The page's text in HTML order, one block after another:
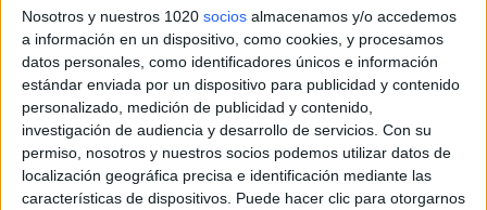
Nosotros y nuestros 1020 socios almacenamos y/o accedemos
a información en un dispositivo, como cookies, y procesamos
datos personales, como identificadores únicos e información
estándar enviada por un dispositivo para publicidad y contenido
personalizado, medición de publicidad y contenido,
investigación de audiencia y desarrollo de servicios. Con su
permiso, nosotros y nuestros socios podemos utilizar datos de
localización geográfica precisa e identificación mediante las
características de dispositivos. Puede hacer clic para otorgarnos